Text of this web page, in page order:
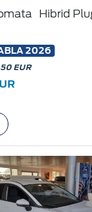
Hibrid
2026
EUR